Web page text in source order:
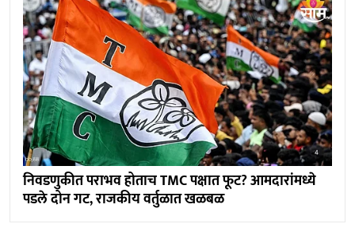
निवडणुकीत पराभव होताच TMC पक्षात फूट? आमदारांमध्ये
पडले दोन गट, राजकीय वर्तुळात खळबळ